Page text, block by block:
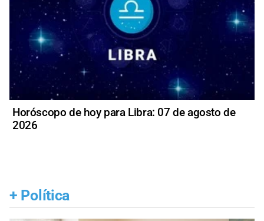
Horóscopo de hoy para Libra: 07 de agosto de
2026
+ Política